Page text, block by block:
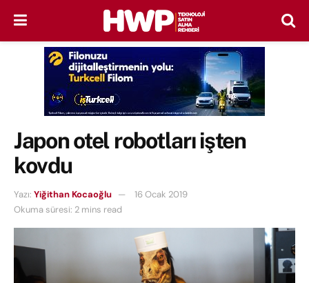
Japon otel robotları işten
kovdu
Yazı: Yiğithan Kocaoğlu
16 Ocak 2019
Okuma süresi: 2 mins read